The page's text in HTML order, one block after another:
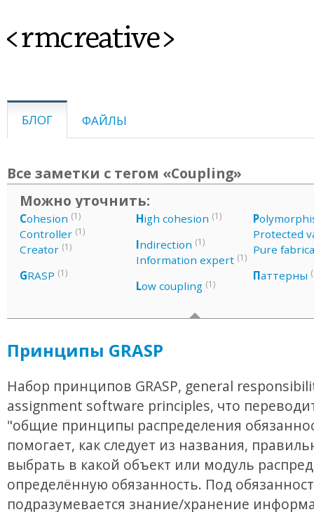
<rmcreative>
БЛОГ ФАЙЛЫ
Все заметки с тегом «Coupling»
Можно уточнить:
Cohesion (1)
Controller (1)
Creator (1)
GRASP (1)
High cohesion (1)
Indirection (1)
Information expert (1)
Low coupling (1)
P
Protected
Pure
Паттерны
Принципы GRASP
Набор принципов GRASP, general
assignment software principles, что
"общие принципы распределения
помогает, как следует из названия,
выбрать в какой объект или модуль
определённую обязанность. Под
подразумевается знание/хранение